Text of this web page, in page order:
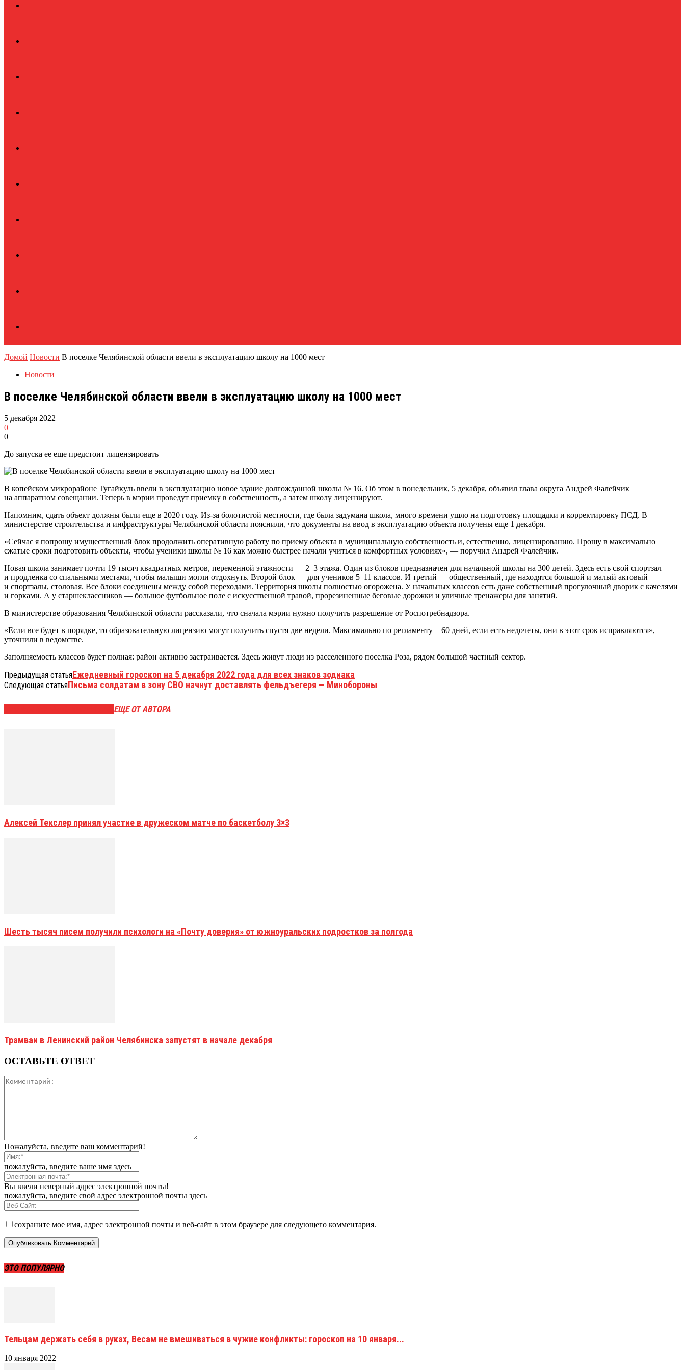
Домой Новости В поселке Челябинской области ввели в эксплуатацию школу на 1000 мест
Новости
В поселке Челябинской области ввели в эксплуатацию школу на 1000 мест
5 декабря 2022
0
0
До запуска ее еще предстоит лицензировать
В копейском микрорайоне Тугайкуль ввели в эксплуатацию новое здание долгожданной школы № 16. Об этом в понедельник, 5 декабря, объявил глава округа Андрей Фалейчик
на аппаратном совещании. Теперь в мэрии проведут приемку в собственность, а затем школу лицензируют.
Напомним, сдать объект должны были еще в 2020 году. Из-за болотистой местности, где была задумана школа, много времени ушло на подготовку площадки и корректировку ПСД. В
министерстве строительства и инфраструктуры Челябинской области пояснили, что документы на ввод в эксплуатацию объекта получены еще 1 декабря.
«Сейчас я попрошу имущественный блок продолжить оперативную работу по приему объекта в муниципальную собственность и, естественно, лицензированию. Прошу в максимально
сжатые сроки подготовить объекты, чтобы ученики школы № 16 как можно быстрее начали учиться в комфортных условиях», — поручил Андрей Фалейчик.
Новая школа занимает почти 19 тысяч квадратных метров, переменной этажности — 2–3 этажа. Один из блоков предназначен для начальной школы на 300 детей. Здесь есть свой спортзал
и продленка со спальными местами, чтобы малыши могли отдохнуть. Второй блок — для учеников 5–11 классов. И третий — общественный, где находятся большой и малый актовый
и спортзалы, столовая. Все блоки соединены между собой переходами. Территория школы полностью огорожена. У начальных классов есть даже собственный прогулочный дворик с качелями
и горками. А у старшеклассников — большое футбольное поле с искусственной травой, прорезиненные беговые дорожки и уличные тренажеры для занятий.
В министерстве образования Челябинской области рассказали, что сначала мэрии нужно получить разрешение от Роспотребнадзора.
«Если все будет в порядке, то образовательную лицензию могут получить спустя две недели. Максимально по регламенту − 60 дней, если есть недочеты, они в этот срок исправляются», —
уточнили в ведомстве.
Заполняемость классов будет полная: район активно застраивается. Здесь живут люди из расселенного поселка Роза, рядом большой частный сектор.
Предыдущая статьяЕжедневный гороскоп на 5 декабря 2022 года для всех знаков зодиака
Следующая статьяПисьма солдатам в зону СВО начнут доставлять фельдъегеря — Минобороны
ЕЩЕ ОТ АВТОРА
Алексей Текслер принял участие в дружеском матче по баскетболу 3×3
Шесть тысяч писем получили психологи на «Почту доверия» от южноуральских подростков за полгода
Трамваи в Ленинский район Челябинска запустят в начале декабря
ОСТАВЬТЕ ОТВЕТ
Пожалуйста, введите ваш комментарий!
пожалуйста, введите ваше имя здесь
Вы ввели неверный адрес электронной почты!
пожалуйста, введите свой адрес электронной почты здесь
сохраните мое имя, адрес электронной почты и веб-сайт в этом браузере для следующего комментария.
ЭТО ПОПУЛЯРНО
Тельцам держать себя в руках, Весам не вмешиваться в чужие конфликты: гороскоп на 10 января...
10 января 2022